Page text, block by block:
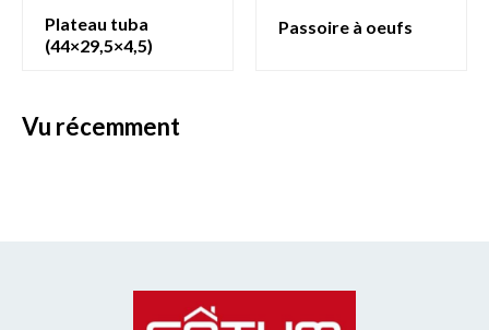
plateau tuba
(44×29,5×4,5)
passoire à oeufs
vu récemment